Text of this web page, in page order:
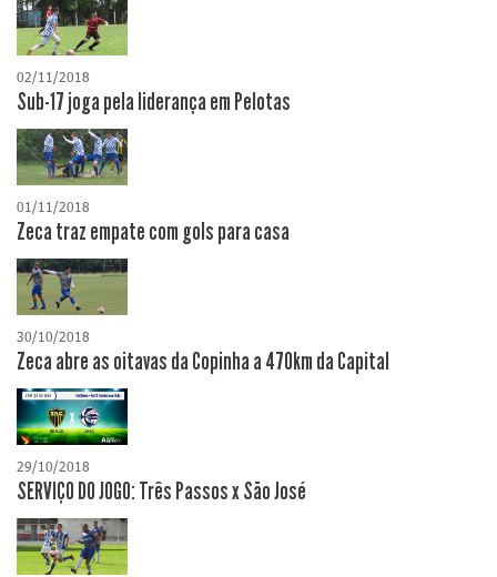
02/11/2018
Sub-17 joga pela liderança em Pelotas
01/11/2018
Zeca traz empate com gols para casa
30/10/2018
Zeca abre as oitavas da Copinha a 470km da Capital
29/10/2018
SERVIÇO DO JOGO: Três Passos x São José